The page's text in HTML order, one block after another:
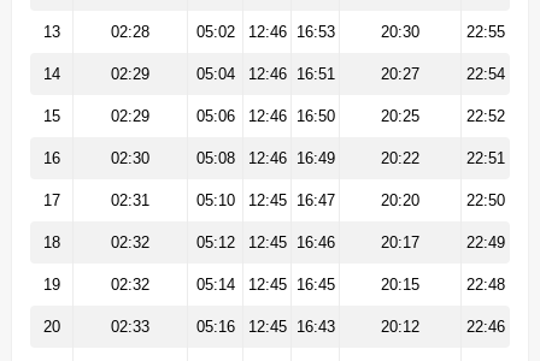
13 02:28 05:02 12:46 16:53 20:30 22:55
14 02:29 05:04 12:46 16:51 20:27 22:54
15 02:29 05:06 12:46 16:50 20:25 22:52
16 02:30 05:08 12:46 16:49 20:22 22:51
17 02:31 05:10 12:45 16:47 20:20 22:50
18 02:32 05:12 12:45 16:46 20:17 22:49
19 02:32 05:14 12:45 16:45 20:15 22:48
20 02:33 05:16 12:45 16:43 20:12 22:46